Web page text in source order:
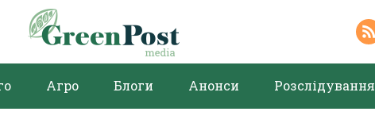
Агро Блоги Анонси Розслідування